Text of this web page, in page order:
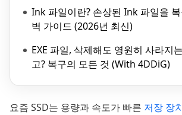
Ink 파일이란? 손상된 Ink 파일을
벽 가이드 (2026년 최신)
EXE 파일, 삭제해도 영원히 사라지
고? 복구의 모든 것 (With 4DDiG)
요즘 SSD는 용량과 속도가 빠른 저장 장